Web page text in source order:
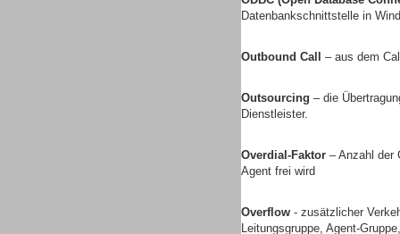
Datenbankschnittstelle in
Outbound Call – aus dem
Outsourcing – die
Dienstleister.
Overdial-Faktor – Anzahl der
Agent frei wird
Overflow - zusätzlicher
Leitungsgruppe, Agent-